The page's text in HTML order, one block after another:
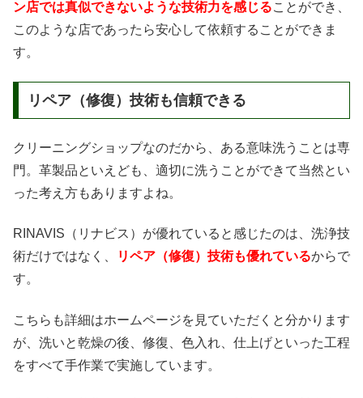
ン店では真似できないような技術力を感じることができ、
このような店であったら安心して依頼することができま
す。
リペア（修復）技術も信頼できる
クリーニングショップなのだから、ある意味洗うことは専
門。革製品といえども、適切に洗うことができて当然とい
った考え方もありますよね。
RINAVIS（リナビス）が優れていると感じたのは、洗浄技
術だけではなく、
リペア（修復）技術も優れているからで
す。
こちらも詳細はホームページを見ていただくと分かります
が、洗いと乾燥の後、修復、色入れ、仕上げといった工程
をすべて手作業で実施しています。